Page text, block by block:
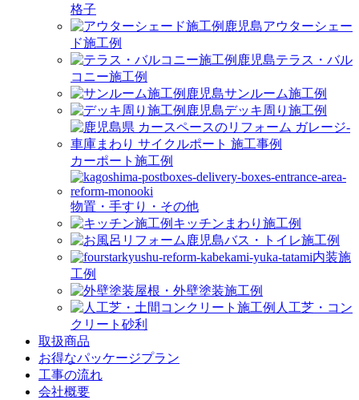
格子
アウターシェー
ド施工例
テラス・バル
コニー施工例
サンルーム施工例
デッキ周り施工例
カーポート施工例
物置・手すり・その他
キッチンまわり施工例
バス・トイレ施工例
内装施
工例
屋根・外壁塗装施工例
人工芝・コン
クリート砂利
取扱商品
お得なパッケージプラン
工事の流れ
会社概要